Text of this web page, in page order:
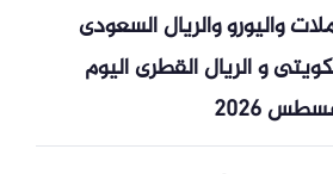
واليورو والريال السعودى
و الريال القطرى اليوم